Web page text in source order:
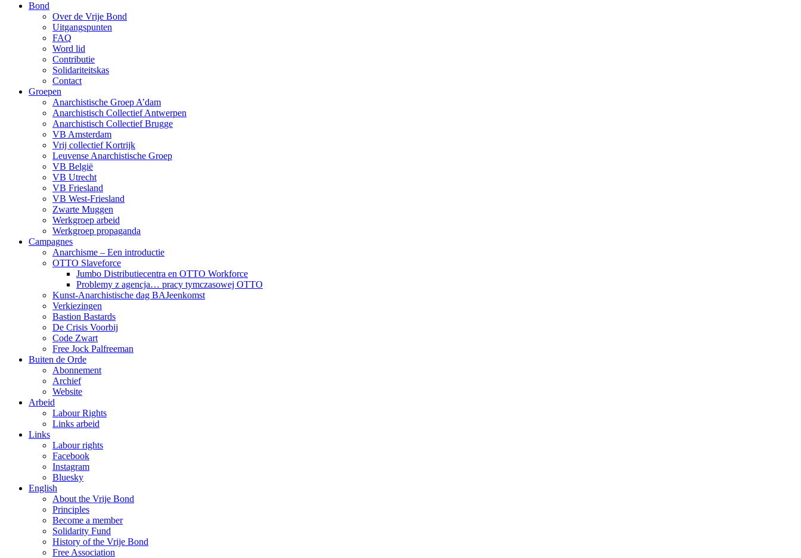
Bond
Over de Vrije Bond
Uitgangspunten
FAQ
Word lid
Contributie
Solidariteitskas
Contact
Groepen
Anarchistische Groep A’dam
Anarchistisch Collectief Antwerpen
Anarchistisch Collectief Brugge
VB Amsterdam
Vrij collectief Kortrijk
Leuvense Anarchistische Groep
VB België
VB Utrecht
VB Friesland
VB West-Friesland
Zwarte Muggen
Werkgroep arbeid
Werkgroep propaganda
Campagnes
Anarchisme – Een introductie
OTTO Slaveforce
Jumbo Distributiecentra en OTTO Workforce
Problemy z agencja… pracy tymczasowej OTTO
Kunst-Anarchistische dag BAJeenkomst
Verkiezingen
Bastion Bastards
De Crisis Voorbij
Code Zwart
Free Jock Palfreeman
Buiten de Orde
Abonnement
Archief
Website
Arbeid
Labour Rights
Links arbeid
Links
Labour rights
Facebook
Instagram
Bluesky
English
About the Vrije Bond
Principles
Become a member
Solidarity Fund
History of the Vrije Bond
Free Association